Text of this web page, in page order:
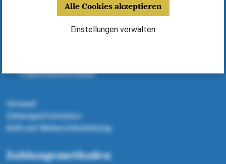
Alle Cookies akzeptieren
Einstellungen verwalten
Harmonikas, Kurse, Noten - alles aus einer Hand
Traditionsherstellern
Versand
Zahlungsinformation
AGB und Widerrufsbelehrung
Zahlungsmethoden